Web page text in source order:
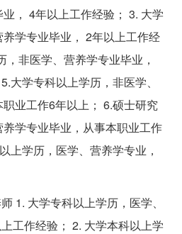
， 4年以上工作经验； 3. 大学
学专业毕业， 2年以上工作经
非医学、营养学专业毕业，
大学专科以上学历，非医学、
业工作6年以上； 6.硕士研究
学专业毕业，从事本职业工作
上学历，医学、营养学专业，
1. 大学专科以上学历，医学、
工作经验； 2. 大学本科以上学